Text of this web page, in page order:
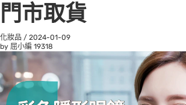
門市取貨
化妝品 / 2024-01-09
by 屈小編 19318